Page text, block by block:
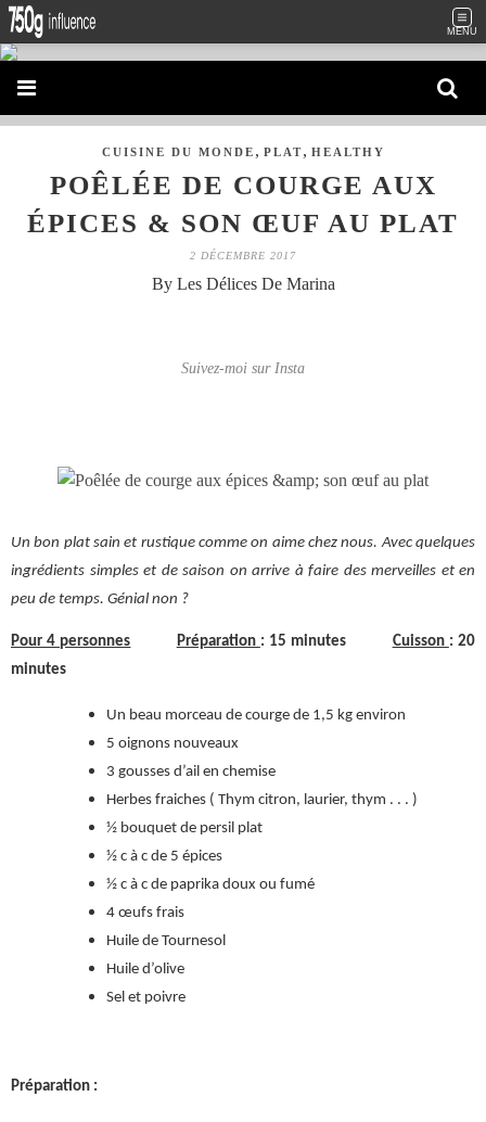
MENU
CUISINE DU MONDE , PLAT, HEALTHY
POÊLÉE DE COURGE AUX
ÉPICES & SON ŒUF AU PLAT
2 DÉCEMBRE 2017
By Les Délices De Marina
Suivez-moi sur Insta
Un bon plat sain et rustique comme on aime chez nous. Avec quelques
ingrédients simples et de saison on arrive à faire des merveilles et en
peu de temps. Génial non ?
Pour 4 personnes Préparation : 15 minutes Cuisson : 20
minutes
Un beau morceau de courge de 1,5 kg environ
5 oignons nouveaux
3 gousses d’ail en chemise
Herbes fraiches ( Thym citron, laurier, thym . . . )
½ bouquet de persil plat
½ c à c de 5 épices
½ c à c de paprika doux ou fumé
4 œufs frais
Huile de Tournesol
Huile d’olive
Sel et poivre
Préparation :